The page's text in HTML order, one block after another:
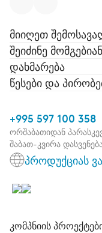
მიიღეთ
შეიძინე
დახმარება
წესები და
+995 597 100 358
ორშაბათიდან
შაბათ-კვირა
პროდუქციას
კომპნიის